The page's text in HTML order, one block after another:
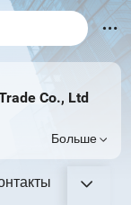
Co., Ltd
Больше